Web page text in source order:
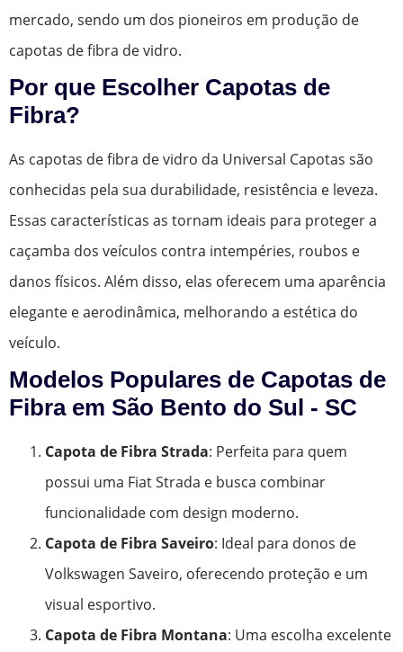
mercado, sendo um dos pioneiros em produção de
capotas de fibra de vidro.
Por que Escolher Capotas de
Fibra?
As capotas de fibra de vidro da Universal Capotas são
conhecidas pela sua durabilidade, resistência e leveza.
Essas características as tornam ideais para proteger a
caçamba dos veículos contra intempéries, roubos e
danos físicos. Além disso, elas oferecem uma aparência
elegante e aerodinâmica, melhorando a estética do
veículo.
Modelos Populares de Capotas de
Fibra em São Bento do Sul - SC
Capota de Fibra Strada: Perfeita para quem
possui uma Fiat Strada e busca combinar
funcionalidade com design moderno.
Capota de Fibra Saveiro: Ideal para donos de
Volkswagen Saveiro, oferecendo proteção e um
visual esportivo.
Capota de Fibra Montana: Uma escolha excelente